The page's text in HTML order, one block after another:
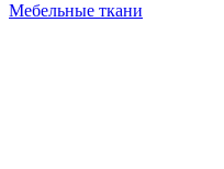
Мебельные ткани